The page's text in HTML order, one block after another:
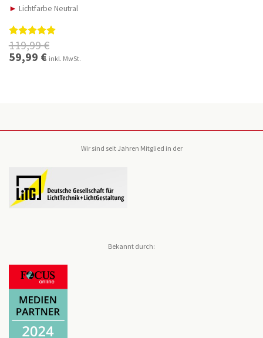
► Lichtfarbe Neutral
Bewertet
mit 5.00
von 5
119,99€
Ursprünglicher
Preis
59,99 €Aktueller
Preis
inkl. MwSt.
Wir sind seit Jahren Mitglied in der
Bekannt durch: